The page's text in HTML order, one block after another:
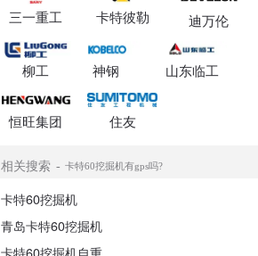
三一重工 卡特彼勒 迪万伦
柳工 神钢 山东临工
恒旺集团 住友
相关搜索 卡特60挖掘机有gps吗?
卡特60挖掘机
青岛卡特60挖掘机
卡特60挖掘机自重